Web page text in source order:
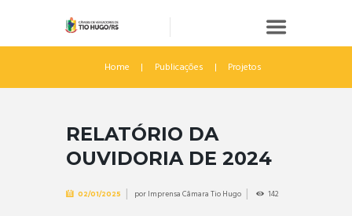
Home Publicações Projetos
RELATÓRIO DA
OUVIDORIA DE 2024
02/01/2025 porImprensa Câmara Tio Hugo 142